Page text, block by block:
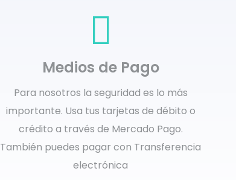
Medios de Pago
Para nosotros la seguridad es lo más
importante. Usa tus tarjetas de débito o
crédito a través de Mercado Pago.
También puedes pagar con Transferencia
electrónica